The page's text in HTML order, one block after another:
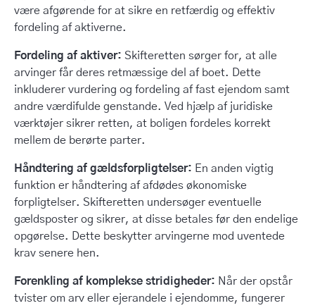
være afgørende for at sikre en retfærdig og effektiv
fordeling af aktiverne.
Fordeling af aktiver: Skifteretten sørger for, at alle
arvinger får deres retmæssige del af boet. Dette
inkluderer vurdering og fordeling af fast ejendom samt
andre værdifulde genstande. Ved hjælp af juridiske
værktøjer sikrer retten, at boligen fordeles korrekt
mellem de berørte parter.
Håndtering af gældsforpligtelser: En anden vigtig
funktion er håndtering af afdødes økonomiske
forpligtelser. Skifteretten undersøger eventuelle
gældsposter og sikrer, at disse betales før den endelige
opgørelse. Dette beskytter arvingerne mod uventede
krav senere hen.
Forenkling af komplekse stridigheder: Når der opstår
tvister om arv eller ejerandele i ejendomme, fungerer